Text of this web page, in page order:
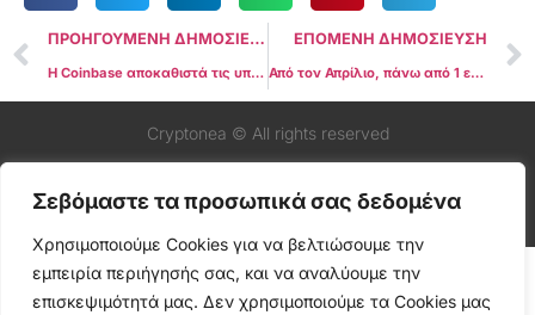
Σεβόμαστε τα προσωπικά σας δεδομένα
Χρησιμοποιούμε Cookies για να βελτιώσουμε την
εμπειρία περιήγησής σας, και να αναλύουμε την
επισκεψιμότητά μας. Δεν χρησιμοποιούμε τα Cookies μας
ΠΡΟΗΓΟΥΜΕΝΗ ΔΗΜΟΣΙΕΥΣΗ
Η Coinbase αποκαθιστά τις υπηρεσίες μετά από διακοπή του συστήματος, οι λειτουργίες ανάληψης εξακολουθούν να είναι απενεργοποιημένες
ΕΠΟΜΕΝΗ ΔΗΜΟΣΙΕΥΣΗ
Από τον Απρίλιο, πάνω από 1 εκατομμύριο νέα κρυπτονομίσματα έχουν κυκλοφορήσει
Cryptonea © All rights reserved